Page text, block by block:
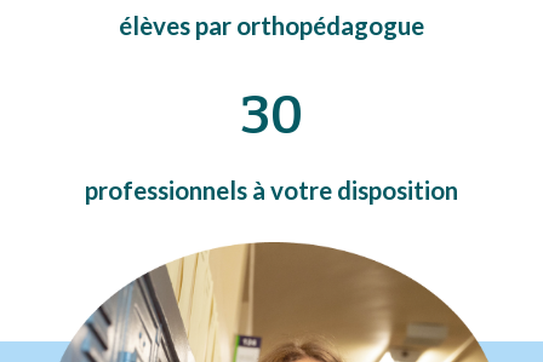
élèves par orthopédagogue
30
professionnels à votre disposition